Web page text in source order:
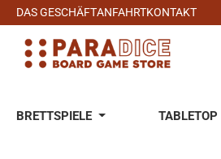
Hauptinhalt springen
Zur Suche springen
Zur Hauptnavigation springen
DAS GESCHÄFTANFAHRTKONTAKT
BRETTSPIELE TABLETOP